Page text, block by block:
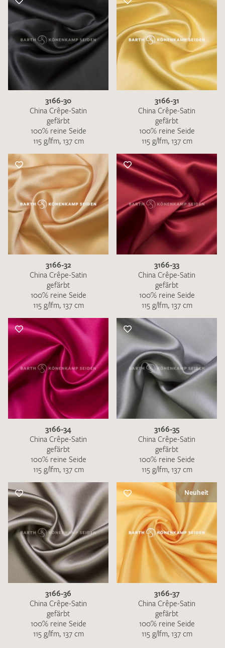
3166-30
China Crêpe-Satin
gefärbt
100% reine Seide
115 g/lfm, 137 cm
3166-31
China Crêpe-Satin
gefärbt
100% reine Seide
115 g/lfm, 137 cm
3166-32
China Crêpe-Satin
gefärbt
100% reine Seide
115 g/lfm, 137 cm
3166-33
China Crêpe-Satin
gefärbt
100% reine Seide
115 g/lfm, 137 cm
3166-34
China Crêpe-Satin
gefärbt
100% reine Seide
115 g/lfm, 137 cm
3166-35
China Crêpe-Satin
gefärbt
100% reine Seide
115 g/lfm, 137 cm
3166-36
China Crêpe-Satin
gefärbt
100% reine Seide
115 g/lfm, 137 cm
Neuheit
3166-37
China Crêpe-Satin
gefärbt
100% reine Seide
115 g/lfm, 137 cm